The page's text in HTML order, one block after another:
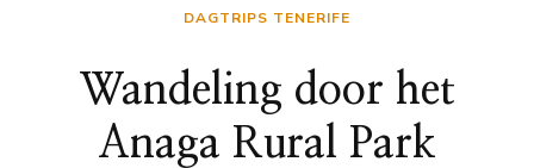
DAGTRIPS TENERIFE
Wandeling door het
Anaga Rural Park